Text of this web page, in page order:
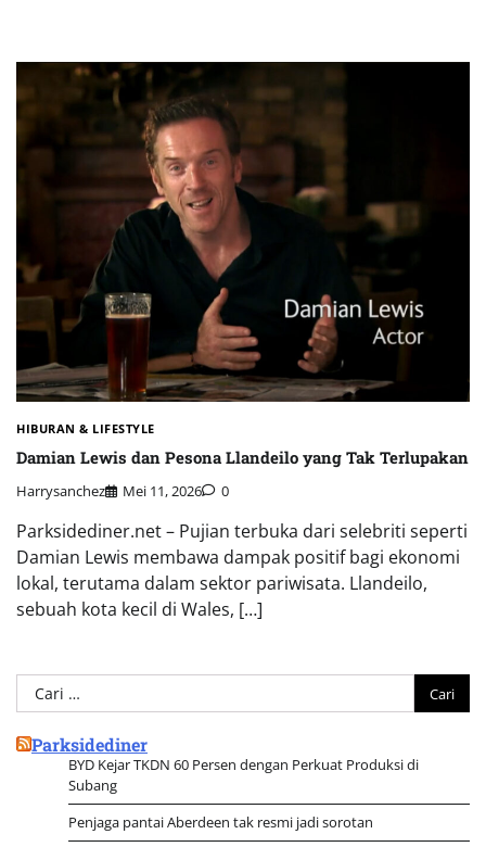
HIBURAN & LIFESTYLE
Damian Lewis dan Pesona Llandeilo yang Tak Terlupakan
Harrysanchez Mei 11, 2026 0
Parksidediner.net – Pujian terbuka dari selebriti seperti
Damian Lewis membawa dampak positif bagi ekonomi
lokal, terutama dalam sektor pariwisata. Llandeilo,
sebuah kota kecil di Wales, […]
Cari
untuk:
Parksidediner
BYD Kejar TKDN 60 Persen dengan Perkuat Produksi di
Subang
Penjaga pantai Aberdeen tak resmi jadi sorotan